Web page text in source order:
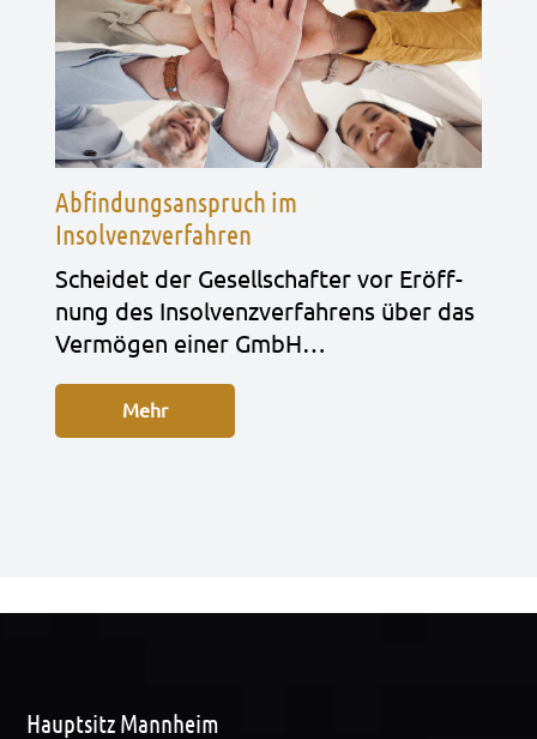
Abfindungsanspruch im
Insolvenzverfahren
Schei­det der Gesell­schaf­ter vor Eröff­
nung des Insol­venz­ver­fah­rens über das
Ver­mö­gen einer GmbH…
Mehr
Hauptsitz Mannheim